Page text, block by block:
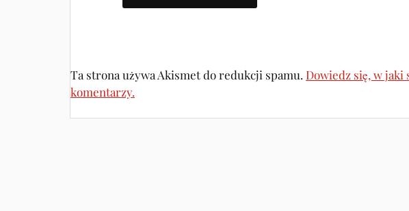
Ta strona używa Akismet do redukcji spamu. Dowiedz się, w jaki
komentarzy.